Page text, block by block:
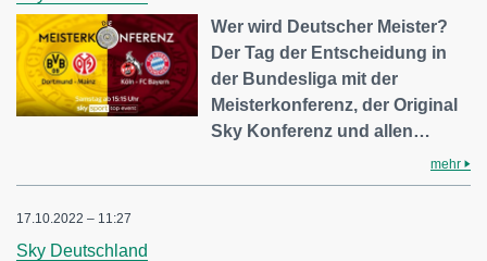
Wer wird Deutscher Meister?
Der Tag der Entscheidung in
der Bundesliga mit der
Meisterkonferenz, der Original
Sky Konferenz und allen…
mehr
17.10.2022 – 11:27
Sky Deutschland